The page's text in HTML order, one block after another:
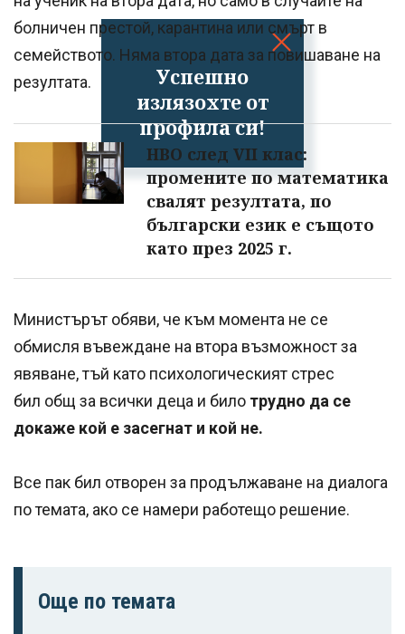
Успешно
излязохте от
профила си!
болничен престой, карантина или смърт в
семейството. Няма втора дата за повишаване на
резултата.
НВО след VII клас:
промените по математика
свалят резултата, по
български език е същото
като през 2025 г.
Министърът обяви, че към момента не се
обмисля въвеждане на втора възможност за
явяване, тъй като психологическият стрес
бил общ за всички деца и било трудно да се
докаже кой е засегнат и кой не.
Все пак бил отворен за продължаване на диалога
по темата, ако се намери работещо решение.
Още по темата